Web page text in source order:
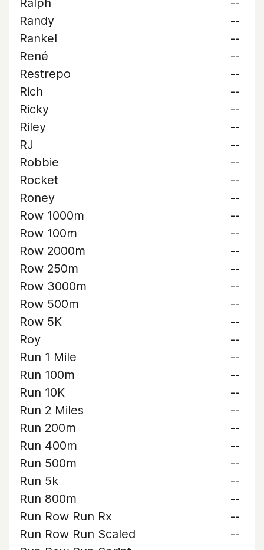
Ralph
--
Randy
--
Rankel
--
René
--
Restrepo
--
Rich
--
Ricky
--
Riley
--
RJ
--
Robbie
--
Rocket
--
Roney
--
Row 1000m
--
Row 100m
--
Row 2000m
--
Row 250m
--
Row 3000m
--
Row 500m
--
Row 5K
--
Roy
--
Run 1 Mile
--
Run 100m
--
Run 10K
--
Run 2 Miles
--
Run 200m
--
Run 400m
--
Run 500m
--
Run 5k
--
Run 800m
--
Run Row Run Rx
--
Run Row Run Scaled
--